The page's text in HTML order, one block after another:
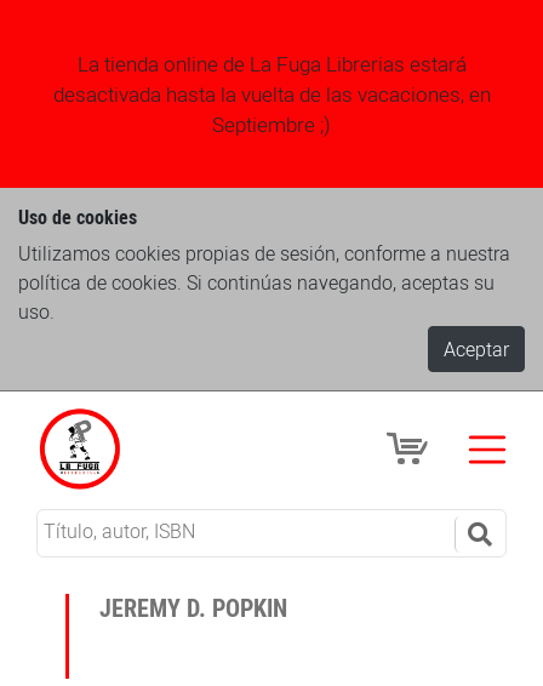
La tienda online de La Fuga Librerias estará
desactivada hasta la vuelta de las vacaciones, en
Septiembre ;)
Uso de cookies
Utilizamos cookies propias de sesión, conforme a nuestra
política de cookies. Si continúas navegando, aceptas su
uso.
Aceptar
JEREMY D. POPKIN